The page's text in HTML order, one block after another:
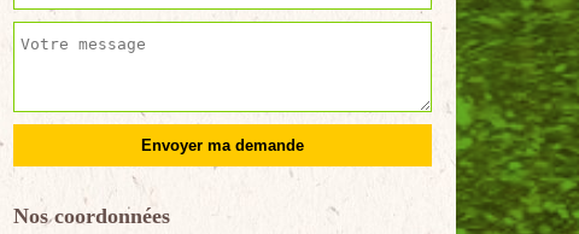
Nos coordonnées